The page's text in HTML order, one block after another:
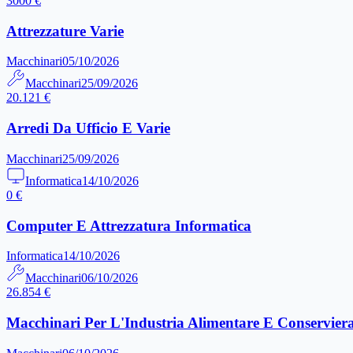
Attrezzature Varie
Macchinari05/10/2026
Macchinari25/09/2026
20.121 €
Arredi Da Ufficio E Varie
Macchinari25/09/2026
Informatica14/10/2026
0 €
Computer E Attrezzatura Informatica
Informatica14/10/2026
Macchinari06/10/2026
26.854 €
Macchinari Per L'Industria Alimentare E